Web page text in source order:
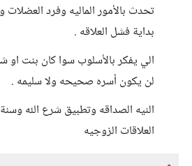
تحدث بالأمور الماليه وفرد العضلات
بداية فشل العلاقه .
الي يفكر بالأسلوب سوا كان بنت او
لن يكون أسره صحيحه ولا سليمه .
النيه الصداقه وتطبيق شرع الله
العلاقات الزوجيه